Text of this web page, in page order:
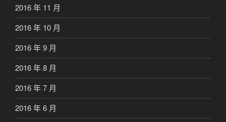
2016 年 11 月
2016 年 10 月
2016 年 9 月
2016 年 8 月
2016 年 7 月
2016 年 6 月